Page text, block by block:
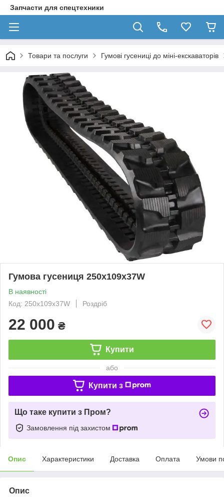
Запчасти для спецтехники
Товари та послуги Гумові гусениці до міні-екскаваторів
Гумова гусениця 250х109х37W
В наявності
Код: 250х109х37W
Роздріб
22 000 ₴
Купити
або
Купити з
Що таке купити з Пром?
Замовлення під захистом
Опис Характеристики Доставка Оплата Умови
Опис